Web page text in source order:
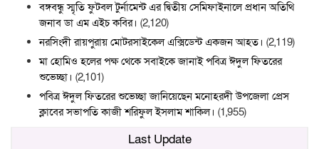
বঙ্গবন্ধু স্মৃতি ফুটবল টুর্নামেন্ট এর দ্বিতীয় সেমিফাইনালে প্রধান অতিথি
জনাব ডা এম এইচ কবির। (2,120)
নরসিংদী রায়পুরায় মোটরসাইকেল এক্সিডেন্ট একজন আহত। (2,119)
মা হোমিও হলের পক্ষ থেকে সবাইকে জানাই পবিত্র ঈদুল ফিতরের
শুভেচ্ছা। (2,101)
পবিত্র ঈদুল ফিতরের শুভেচ্ছা জানিয়েছেন মনোহরদী উপজেলা প্রেস
ক্লাবের সভাপতি কাজী শরিফুল ইসলাম শাকিল। (1,955)
Last Update